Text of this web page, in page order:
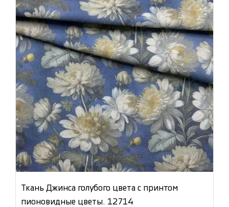
Ткань Джинса голубого цвета с принтом
пионовидные цветы. 12714